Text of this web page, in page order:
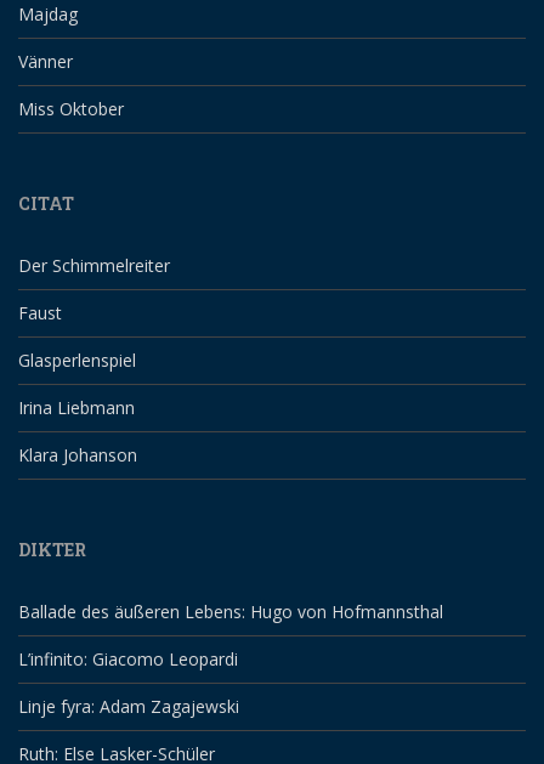
Majdag
Vänner
Miss Oktober
CITAT
Der Schimmelreiter
Faust
Glasperlenspiel
Irina Liebmann
Klara Johanson
DIKTER
Ballade des äußeren Lebens: Hugo von Hofmannsthal
L’infinito: Giacomo Leopardi
Linje fyra: Adam Zagajewski
Ruth: Else Lasker-Schüler